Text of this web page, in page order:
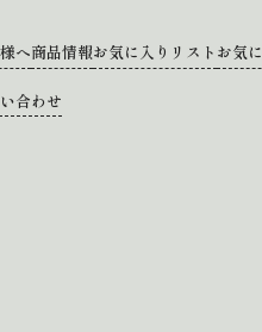
へ商品情報お気に入りリスト お気
合わせ